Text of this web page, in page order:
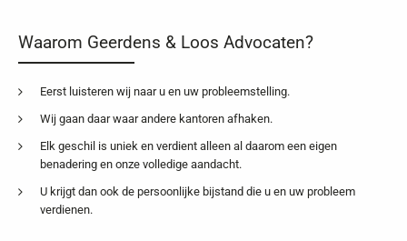
Waarom Geerdens & Loos Advocaten?
Eerst luisteren wij naar u en uw probleemstelling.
Wij gaan daar waar andere kantoren afhaken.
Elk geschil is uniek en verdient alleen al daarom een eigen
benadering en onze volledige aandacht.
U krijgt dan ook de persoonlijke bijstand die u en uw probleem
verdienen.